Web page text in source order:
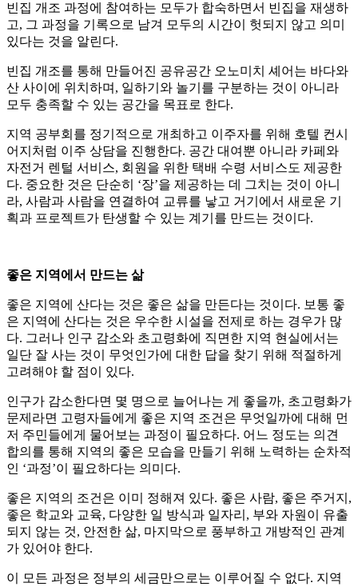
빈집 개조 과정에 참여하는 모두가 합숙하면서 빈집을 재생하
고, 그 과정을 기록으로 남겨 모두의 시간이 헛되지 않고 의미
있다는 것을 알린다.
빈집 개조를 통해 만들어진 공유공간 오노미치 셰어는 바다와
산 사이에 위치하며, 일하기와 놀기를 구분하는 것이 아니라
모두 충족할 수 있는 공간을 목표로 한다.
지역 공부회를 정기적으로 개최하고 이주자를 위해 호텔 컨시
어지처럼 이주 상담을 진행한다. 공간 대여뿐 아니라 카페와
자전거 렌털 서비스, 회원을 위한 택배 수령 서비스도 제공한
다. 중요한 것은 단순히 ‘장’을 제공하는 데 그치는 것이 아니
라, 사람과 사람을 연결하여 교류를 낳고 거기에서 새로운 기
획과 프로젝트가 탄생할 수 있는 계기를 만드는 것이다.
좋은 지역에서 만드는 삶
좋은 지역에 산다는 것은 좋은 삶을 만든다는 것이다. 보통 좋
은 지역에 산다는 것은 우수한 시설을 전제로 하는 경우가 많
다. 그러나 인구 감소와 초고령화에 직면한 지역 현실에서는
일단 잘 사는 것이 무엇인가에 대한 답을 찾기 위해 적절하게
고려해야 할 점이 있다.
인구가 감소한다면 몇 명으로 늘어나는 게 좋을까, 초고령화가
문제라면 고령자들에게 좋은 지역 조건은 무엇일까에 대해 먼
저 주민들에게 물어보는 과정이 필요하다. 어느 정도는 의견
합의를 통해 지역의 좋은 모습을 만들기 위해 노력하는 순차적
인 ‘과정’이 필요하다는 의미다.
좋은 지역의 조건은 이미 정해져 있다. 좋은 사람, 좋은 주거지,
좋은 학교와 교육, 다양한 일 방식과 일자리, 부와 자원이 유출
되지 않는 것, 안전한 삶, 마지막으로 풍부하고 개방적인 관계
가 있어야 한다.
이 모든 과정은 정부의 세금만으로는 이루어질 수 없다. 지역